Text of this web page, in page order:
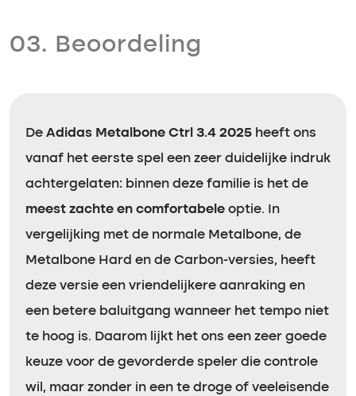
03. Beoordeling
De Adidas Metalbone Ctrl 3.4 2025 heeft ons
vanaf het eerste spel een zeer duidelijke indruk
achtergelaten: binnen deze familie is het de
meest zachte en comfortabele optie. In
vergelijking met de normale Metalbone, de
Metalbone Hard en de Carbon-versies, heeft
deze versie een vriendelijkere aanraking en
een betere baluitgang wanneer het tempo niet
te hoog is. Daarom lijkt het ons een zeer goede
keuze voor de gevorderde speler die controle
wil, maar zonder in een te droge of veeleisende